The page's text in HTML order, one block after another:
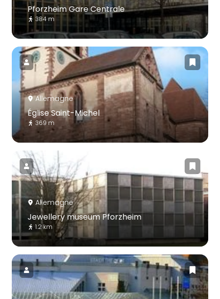
Pforzheim Gare Centrale
384 m
Allemagne
Église Saint-Michel
369 m
Allemagne
Jewellery museum Pforzheim
1.2 km